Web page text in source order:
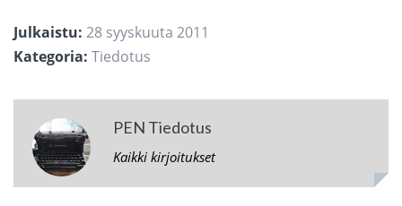
Julkaistu: 28 syyskuuta 2011
Kategoria: Tiedotus
PEN Tiedotus
Kaikki kirjoitukset